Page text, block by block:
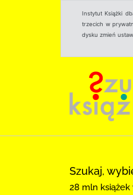
Instytut Książki
trzecich w
dysku zmień
Szukaj,
28 mln